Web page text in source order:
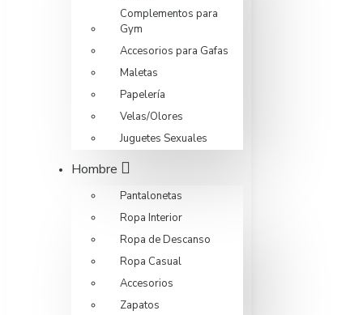
Complementos para
Gym
Accesorios para Gafas
Maletas
Papelería
Velas/Olores
Juguetes Sexuales
Hombre
Pantalonetas
Ropa Interior
Ropa de Descanso
Ropa Casual
Accesorios
Zapatos